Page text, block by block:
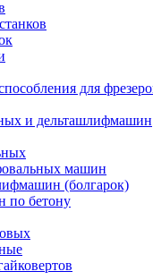
для
и дельташлифмашин
машин
(болгарок)
по бетону